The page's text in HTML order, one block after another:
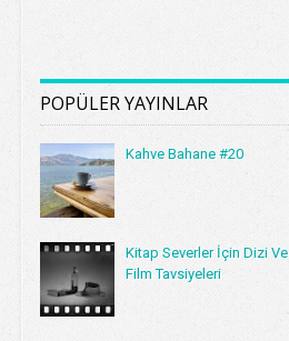
POPÜLER YAYINLAR
Kahve Bahane #20
Kitap Severler İçin Dizi Ve
Film Tavsiyeleri